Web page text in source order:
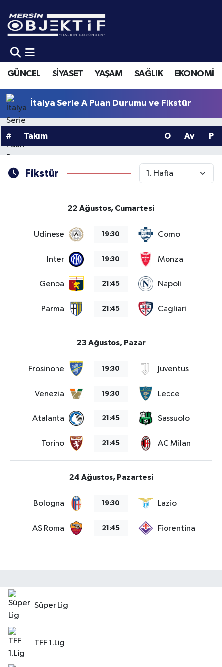
GÜNCEL SİYASET YAŞAM SAĞLIK EKONOMİ
İtalya Serie A Puan Durumu ve Fikstür
# Takım O Av P
Fikstür
22 Ağustos, Cumartesi
Udinese 19:30 Como
Inter 19:30 Monza
Genoa 21:45 Napoli
Parma 21:45 Cagliari
23 Ağustos, Pazar
Frosinone 19:30 Juventus
Venezia 19:30 Lecce
Atalanta 21:45 Sassuolo
Torino 21:45 AC Milan
24 Ağustos, Pazartesi
Bologna 19:30 Lazio
AS Roma 21:45 Fiorentina
Süper Lig
TFF 1.Lig
GÜNCEL
SİYASET
YAŞAM
EKONOMİ
Mersin Hava Durumu
Mersin Trafik Yoğunluk Haritası
Süper Lig Puan Durumu ve Fikstür
Son Dakika Haberleri